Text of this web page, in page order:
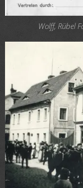
Wolff, Rübel